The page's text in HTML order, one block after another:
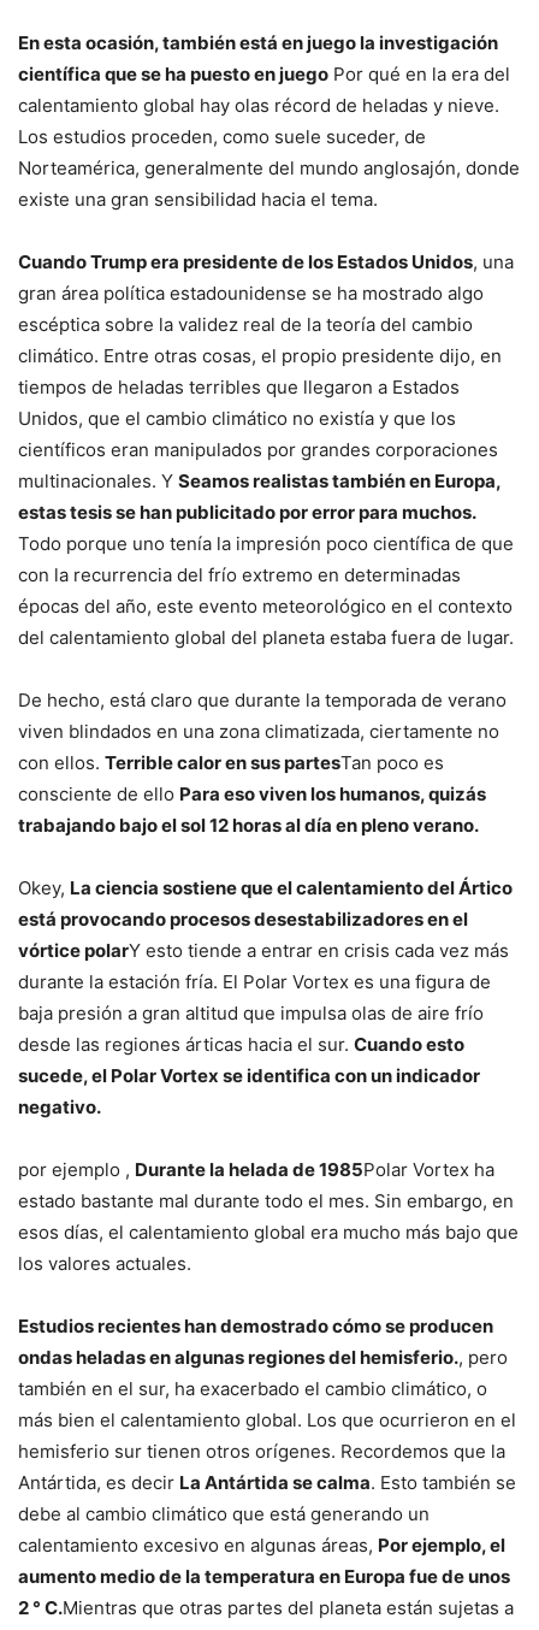
En esta ocasión, también está en juego la investigación
científica que se ha puesto en juego Por qué en la era del
calentamiento global hay olas récord de heladas y nieve.
Los estudios proceden, como suele suceder, de
Norteamérica, generalmente del mundo anglosajón, donde
existe una gran sensibilidad hacia el tema.
Cuando Trump era presidente de los Estados Unidos, una
gran área política estadounidense se ha mostrado algo
escéptica sobre la validez real de la teoría del cambio
climático. Entre otras cosas, el propio presidente dijo, en
tiempos de heladas terribles que llegaron a Estados
Unidos, que el cambio climático no existía y que los
científicos eran manipulados por grandes corporaciones
multinacionales. Y Seamos realistas también en Europa,
estas tesis se han publicitado por error para muchos.
Todo porque uno tenía la impresión poco científica de que
con la recurrencia del frío extremo en determinadas
épocas del año, este evento meteorológico en el contexto
del calentamiento global del planeta estaba fuera de lugar.
De hecho, está claro que durante la temporada de verano
viven blindados en una zona climatizada, ciertamente no
con ellos. Terrible calor en sus partesTan poco es
consciente de ello Para eso viven los humanos, quizás
trabajando bajo el sol 12 horas al día en pleno verano.
Okey, La ciencia sostiene que el calentamiento del Ártico
está provocando procesos desestabilizadores en el
vórtice polarY esto tiende a entrar en crisis cada vez más
durante la estación fría. El Polar Vortex es una figura de
baja presión a gran altitud que impulsa olas de aire frío
desde las regiones árticas hacia el sur. Cuando esto
sucede, el Polar Vortex se identifica con un indicador
negativo.
por ejemplo , Durante la helada de 1985Polar Vortex ha
estado bastante mal durante todo el mes. Sin embargo, en
esos días, el calentamiento global era mucho más bajo que
los valores actuales.
Estudios recientes han demostrado cómo se producen
ondas heladas en algunas regiones del hemisferio., pero
también en el sur, ha exacerbado el cambio climático, o
más bien el calentamiento global. Los que ocurrieron en el
hemisferio sur tienen otros orígenes. Recordemos que la
Antártida, es decir La Antártida se calma. Esto también se
debe al cambio climático que está generando un
calentamiento excesivo en algunas áreas, Por ejemplo, el
aumento medio de la temperatura en Europa fue de unos
2 ° C.Mientras que otras partes del planeta están sujetas a